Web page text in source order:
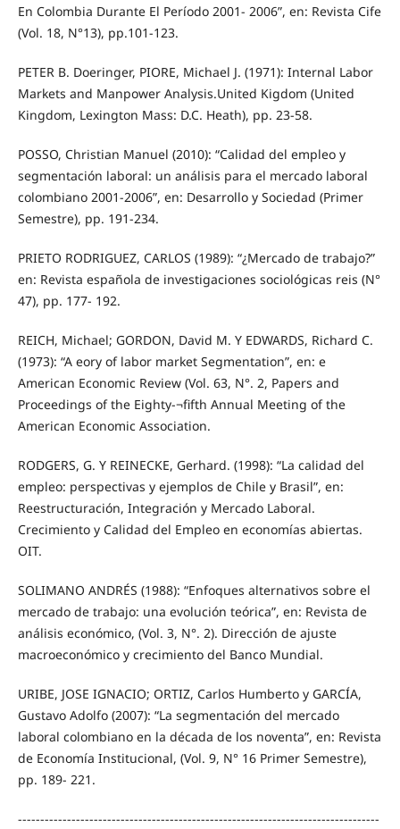
En Colombia Durante El Período 2001- 2006”, en: Revista Cife
(Vol. 18, N°13), pp.101-123.
PETER B. Doeringer, PIORE, Michael J. (1971): Internal Labor
Markets and Manpower Analysis.United Kigdom (United
Kingdom, Lexington Mass: D.C. Heath), pp. 23-58.
POSSO, Christian Manuel (2010): “Calidad del empleo y
segmentación laboral: un análisis para el mercado laboral
colombiano 2001-2006”, en: Desarrollo y Sociedad (Primer
Semestre), pp. 191-234.
PRIETO RODRIGUEZ, CARLOS (1989): “¿Mercado de trabajo?”
en: Revista española de investigaciones sociológicas reis (N°
47), pp. 177- 192.
REICH, Michael; GORDON, David M. Y EDWARDS, Richard C.
(1973): “A eory of labor market Segmentation”, en: e
American Economic Review (Vol. 63, N°. 2, Papers and
Proceedings of the Eighty-¬fifth Annual Meeting of the
American Economic Association.
RODGERS, G. Y REINECKE, Gerhard. (1998): “La calidad del
empleo: perspectivas y ejemplos de Chile y Brasil”, en:
Reestructuración, Integración y Mercado Laboral.
Crecimiento y Calidad del Empleo en economías abiertas.
OIT.
SOLIMANO ANDRÉS (1988): “Enfoques alternativos sobre el
mercado de trabajo: una evolución teórica”, en: Revista de
análisis económico, (Vol. 3, N°. 2). Dirección de ajuste
macroeconómico y crecimiento del Banco Mundial.
URIBE, JOSE IGNACIO; ORTIZ, Carlos Humberto y GARCÍA,
Gustavo Adolfo (2007): “La segmentación del mercado
laboral colombiano en la década de los noventa”, en: Revista
de Economía Institucional, (Vol. 9, N° 16 Primer Semestre),
pp. 189- 221.
---------------------------------------------------------------------------------